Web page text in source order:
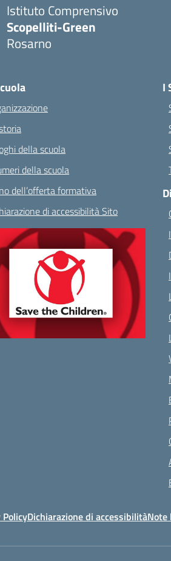
Istituto Comprensivo
Scopelliti-Green
Rosarno
della scuola
della scuola
dell’offerta formativa
di accessibilità Sito
I
PolicyDichiarazione di accessibilitàNote